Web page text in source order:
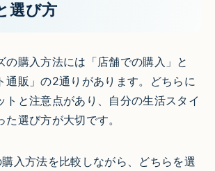
選び方
の購入方法には「店舗での購入」と
通販」の2通りがあります。どちらに
トと注意点があり、自分の生活スタイ
選び方が大切です。
入方法を比較しながら、どちらを選